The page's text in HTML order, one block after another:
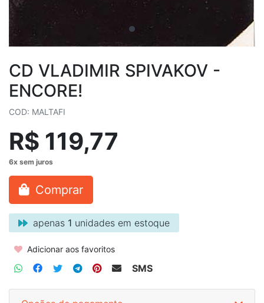
CD VLADIMIR SPIVAKOV -
ENCORE!
COD: MALTAFI
R$ 119,77
Comprar
apenas 1 unidades em estoque
Adicionar aos favoritos
SMS